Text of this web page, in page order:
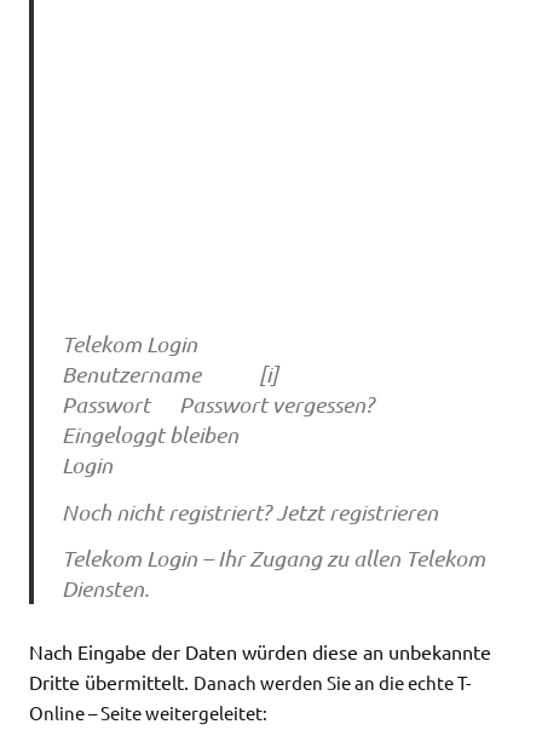
Telekom Login
Benutzername [i]
Passwort Passwort vergessen?
Eingeloggt bleiben
Login
Noch nicht registriert? Jetzt registrieren
Telekom Login – Ihr Zugang zu allen Telekom
Diensten.
Nach Eingabe der Daten würden diese an unbekannte
Dritte übermittelt. Danach werden Sie an die echte T-
Online – Seite weitergeleitet: